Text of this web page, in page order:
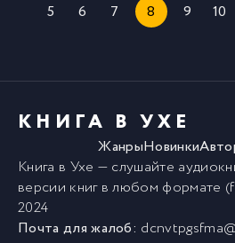
5 6 7 8 9 10
КНИГА В УХЕ
ЖанрыНовинки
Книга в Ухе — слушайте
версии книгв любом формате
2024
Почта для жалоб: